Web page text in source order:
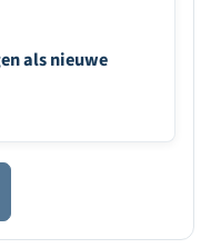
als nieuwe